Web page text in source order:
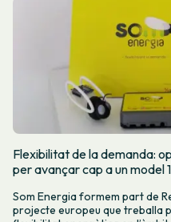
Flexibilitat de la demanda:
per avançar cap a un model
Som Energia formem part de
projecte europeu que treballa